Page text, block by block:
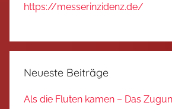
https://messerinzidenz.de/
Neueste Beiträge
Als die Fluten kamen – Das